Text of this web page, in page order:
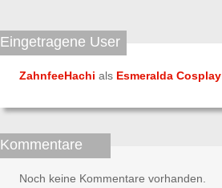
Eingetragene User
ZahnfeeHachi als Esmeralda Cosplay
Kommentare
Noch keine Kommentare vorhanden.